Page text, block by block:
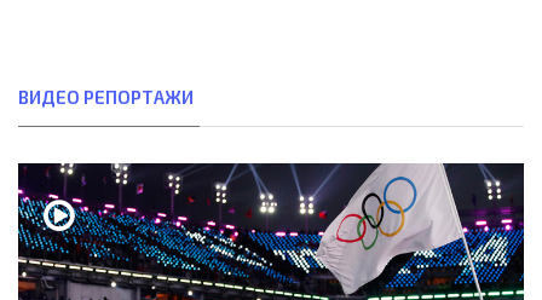
ВИДЕО РЕПОРТАЖИ